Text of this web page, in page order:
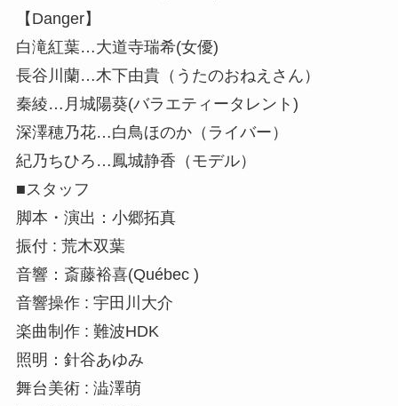
【Danger】
白滝紅葉…大道寺瑞希(女優)
長谷川蘭…木下由貴（うたのおねえさん）
秦綾…月城陽葵(バラエティータレント)
深澤穂乃花…白鳥ほのか（ライバー）
紀乃ちひろ…鳳城静香（モデル）
■スタッフ
脚本・演出：小郷拓真
振付 : 荒木双葉
音響：斎藤裕喜(Québec )
音響操作 : 宇田川大介
楽曲制作 : 難波HDK
照明：針谷あゆみ
舞台美術 : 澁澤萌